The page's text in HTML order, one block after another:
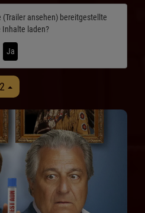
(Trailer ansehen) bereitgestellte
Inhalte laden?
Ja